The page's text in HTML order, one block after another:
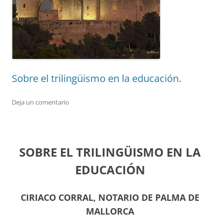
Sobre el trilingüismo en la educación.
Deja un comentario
SOBRE EL TRILINGÜISMO EN LA
EDUCACIÓN
CIRIACO CORRAL, NOTARIO DE PALMA DE
MALLORCA